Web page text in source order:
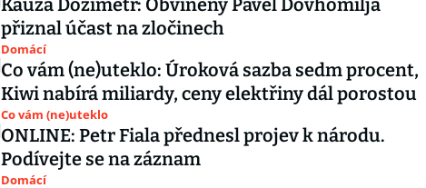
Kauza Dozimetr: Obviněný Pavel Dovhomilja
přiznal účast na zločinech
Domácí
Co vám (ne)uteklo: Úroková sazba sedm procent,
Kiwi nabírá miliardy, ceny elektřiny dál porostou
Co vám (ne)uteklo
ONLINE: Petr Fiala přednesl projev k národu.
Podívejte se na záznam
Domácí